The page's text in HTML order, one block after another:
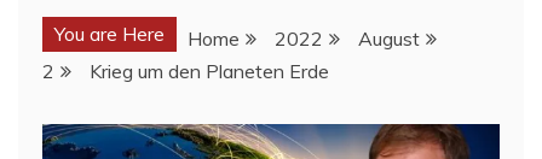
You are Here Home 2022
August
2
Krieg um den Planeten Erde